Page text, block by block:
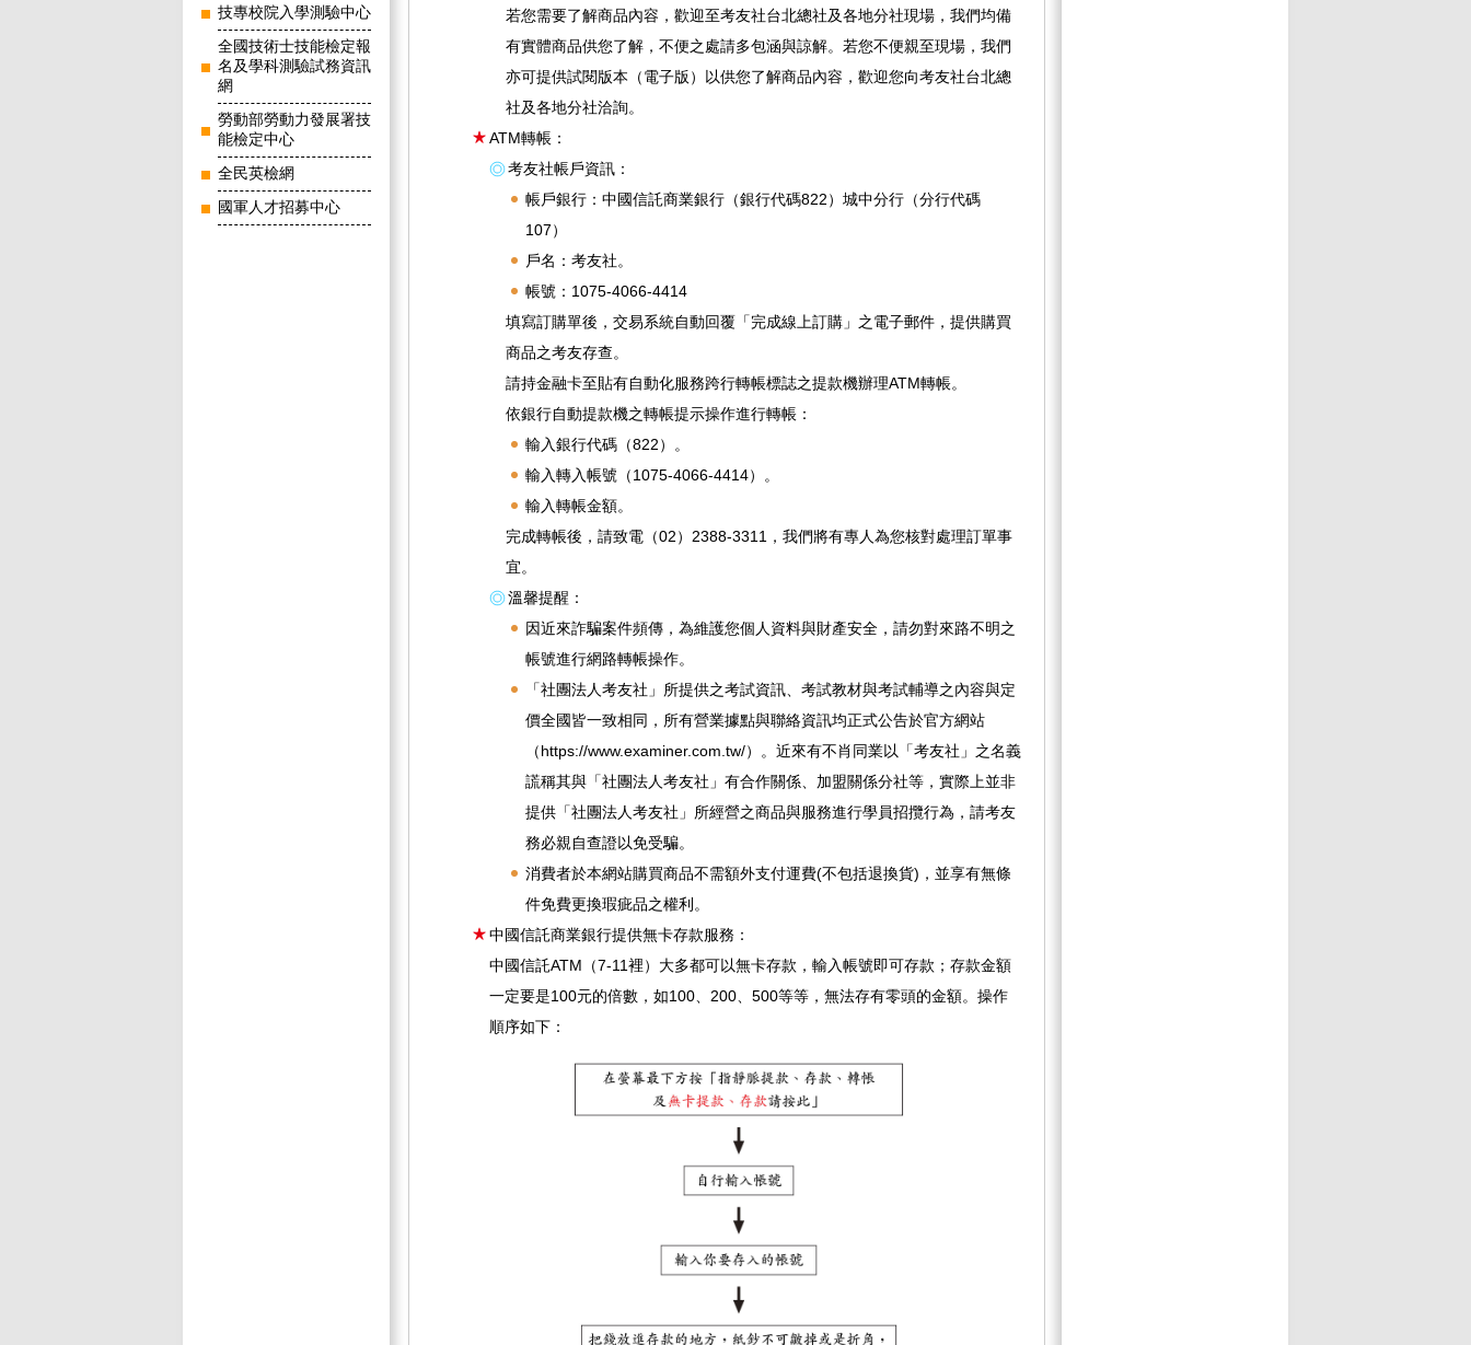
技專校院入學測驗中心
全國技術士技能檢定報
名及學科測驗試務資訊
網
勞動部勞動力發展署技
能檢定中心
全民英檢網
國軍人才招募中心
若您需要了解商品內容，歡迎至考友社台北總社及各地分社現場，我們均備
有實體商品供您了解，不便之處請多包涵與諒解。若您不便親至現場，我們
亦可提供試閱版本（電子版）以供您了解商品內容，歡迎您向考友社台北總
社及各地分社洽詢。
ATM轉帳：
考友社帳戶資訊：
帳戶銀行：中國信託商業銀行（銀行代碼822）城中分行（分行代碼
107）
戶名：考友社。
帳號：1075-4066-4414
填寫訂購單後，交易系統自動回覆「完成線上訂購」之電子郵件，提供購買
商品之考友存查。
請持金融卡至貼有自動化服務跨行轉帳標誌之提款機辦理ATM轉帳。
依銀行自動提款機之轉帳提示操作進行轉帳：
輸入銀行代碼（822）。
輸入轉入帳號（1075-4066-4414）。
輸入轉帳金額。
完成轉帳後，請致電（02）2388-3311，我們將有專人為您核對處理訂單事
宜。
溫馨提醒：
因近來詐騙案件頻傳，為維護您個人資料與財產安全，請勿對來路不明之
帳號進行網路轉帳操作。
「社團法人考友社」所提供之考試資訊、考試教材與考試輔導之內容與定
價全國皆一致相同，所有營業據點與聯絡資訊均正式公告於官方網站
（https://www.examiner.com.tw/）。近來有不肖同業以「考友社」之名義
謊稱其與「社團法人考友社」有合作關係、加盟關係分社等，實際上並非
提供「社團法人考友社」所經營之商品與服務進行學員招攬行為，請考友
務必親自查證以免受騙。
消費者於本網站購買商品不需額外支付運費(不包括退換貨)，並享有無條
件免費更換瑕疵品之權利。
中國信託商業銀行提供無卡存款服務：
中國信託ATM（7-11裡）大多都可以無卡存款，輸入帳號即可存款；存款金額
一定要是100元的倍數，如100、200、500等等，無法存有零頭的金額。操作
順序如下：